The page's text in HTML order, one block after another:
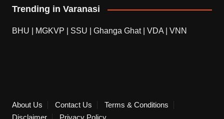
Trending in Varanasi
BHU MGKVP SSU Ghanga Ghat| VDA VNN
About Us Contact Us
Terms & Conditions